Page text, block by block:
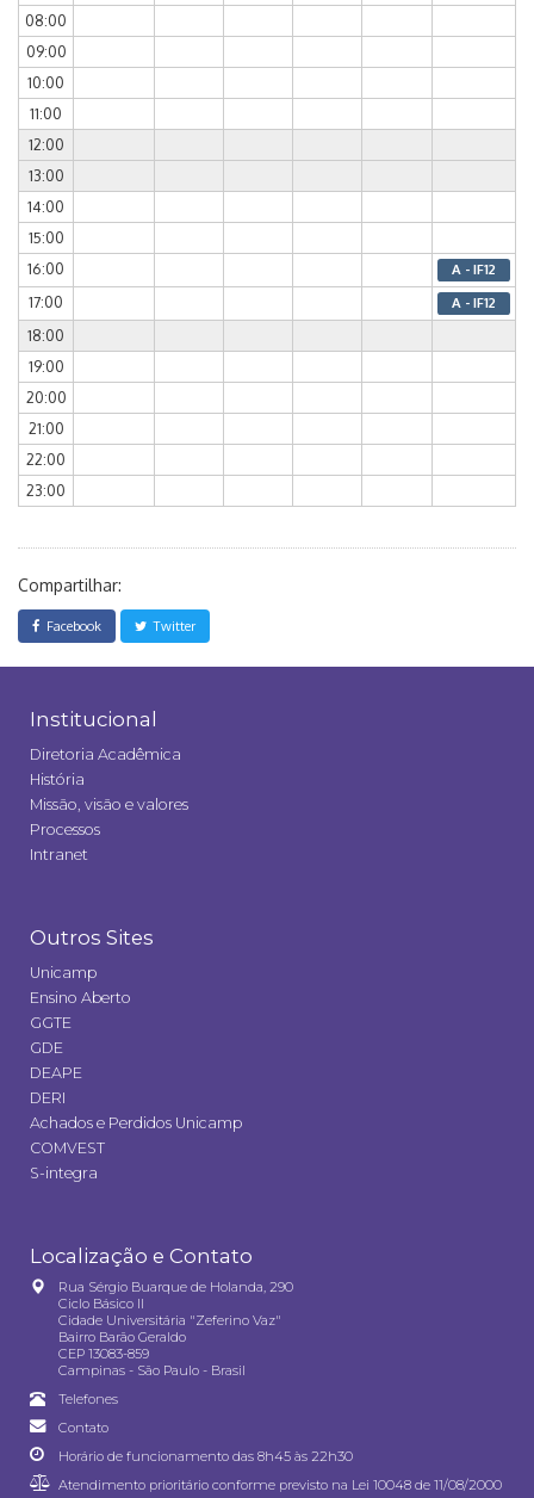
08:00
09:00
10:00
11:00
12:00
13:00
14:00
15:00
16:00
A - IF12
17:00 A - IF12
18:00
19:00
20:00
21:00
22:00
23:00
Compartilhar:
Facebook Twitter
Institucional
Diretoria Acadêmica
História
Missão, visão e valores
Processos
Intranet
Outros Sites
Unicamp
Ensino Aberto
GGTE
GDE
DEAPE
DERI
Achados e Perdidos Unicamp
COMVEST
S-integra
Localização e Contato
Rua Sérgio Buarque de Holanda, 290
Ciclo Básico II
Cidade Universitária "Zeferino Vaz"
Bairro Barão Geraldo
CEP 13083-859
Campinas - São Paulo - Brasil
Telefones
Contato
Horário de funcionamento das 8h45 às 22h30
Atendimento prioritário conforme previsto na Lei 10048 de 11/08/2000